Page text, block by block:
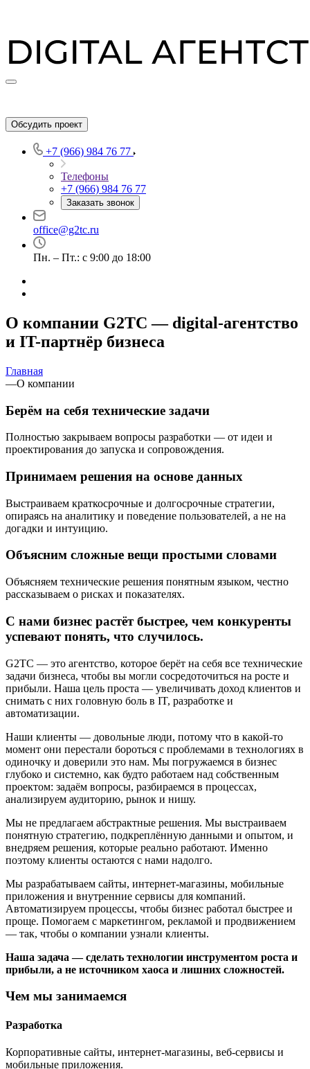
Обсудить проект
+7 (966) 984 76 77
Телефоны
+7 (966) 984 76 77
Заказать звонок
office@g2tc.ru
Пн. – Пт.: с 9:00 до 18:00
О компании G2TC — digital-агентство
и IT-партнёр бизнеса
Главная
—О компании
Берём на себя технические задачи
Полностью закрываем вопросы разработки — от идеи и
проектирования до запуска и сопровождения.
Принимаем решения на основе данных
Выстраиваем краткосрочные и долгосрочные стратегии,
опираясь на аналитику и поведение пользователей, а не на
догадки и интуицию.
Объясним сложные вещи простыми словами
Объясняем технические решения понятным языком, честно
рассказываем о рисках и показателях.
С нами бизнес растёт быстрее, чем конкуренты
успевают понять, что случилось.
G2TC — это агентство, которое берёт на себя все технические
задачи бизнеса, чтобы вы могли сосредоточиться на росте и
прибыли. Наша цель проста — увеличивать доход клиентов и
снимать с них головную боль в IT, разработке и
автоматизации.
Наши клиенты — довольные люди, потому что в какой-то
момент они перестали бороться с проблемами в технологиях в
одиночку и доверили это нам. Мы погружаемся в бизнес
глубоко и системно, как будто работаем над собственным
проектом: задаём вопросы, разбираемся в процессах,
анализируем аудиторию, рынок и нишу.
Мы не предлагаем абстрактные решения. Мы выстраиваем
понятную стратегию, подкреплённую данными и опытом, и
внедряем решения, которые реально работают. Именно
поэтому клиенты остаются с нами надолго.
Мы разрабатываем сайты, интернет-магазины, мобильные
приложения и внутренние сервисы для компаний.
Автоматизируем процессы, чтобы бизнес работал быстрее и
проще. Помогаем с маркетингом, рекламой и продвижением
— так, чтобы о компании узнали клиенты.
Наша задача — сделать технологии инструментом роста и
прибыли, а не источником хаоса и лишних сложностей.
Чем мы занимаемся
Разработка
Корпоративные сайты, интернет-магазины, веб-сервисы и
мобильные приложения.